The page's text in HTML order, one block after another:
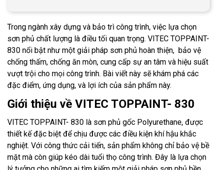
Trong ngành xây dựng và bảo trì công trình, việc lựa chọn
sơn phủ chất lượng là điều tối quan trọng. VITEC TOPPAINT-
830 nổi bật như một giải pháp sơn phủ hoàn thiện, bảo vệ
chống thấm, chống ăn mòn, cung cấp sự an tâm và hiệu suất
vượt trội cho mọi công trình. Bài viết này sẽ khám phá các
đặc điểm, ứng dụng, và lợi ích của sản phẩm này.
Giới thiệu về VITEC TOPPAINT- 830
VITEC TOPPAINT- 830 là sơn phủ gốc Polyurethane, được
thiết kế đặc biệt để chịu được các điều kiện khí hậu khắc
nghiệt. Với công thức cải tiến, sản phẩm không chỉ bảo vệ bề
mặt mà còn giúp kéo dài tuổi thọ công trình. Đây là lựa chọn